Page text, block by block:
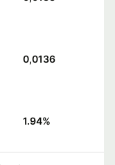
0,0136
1.94%